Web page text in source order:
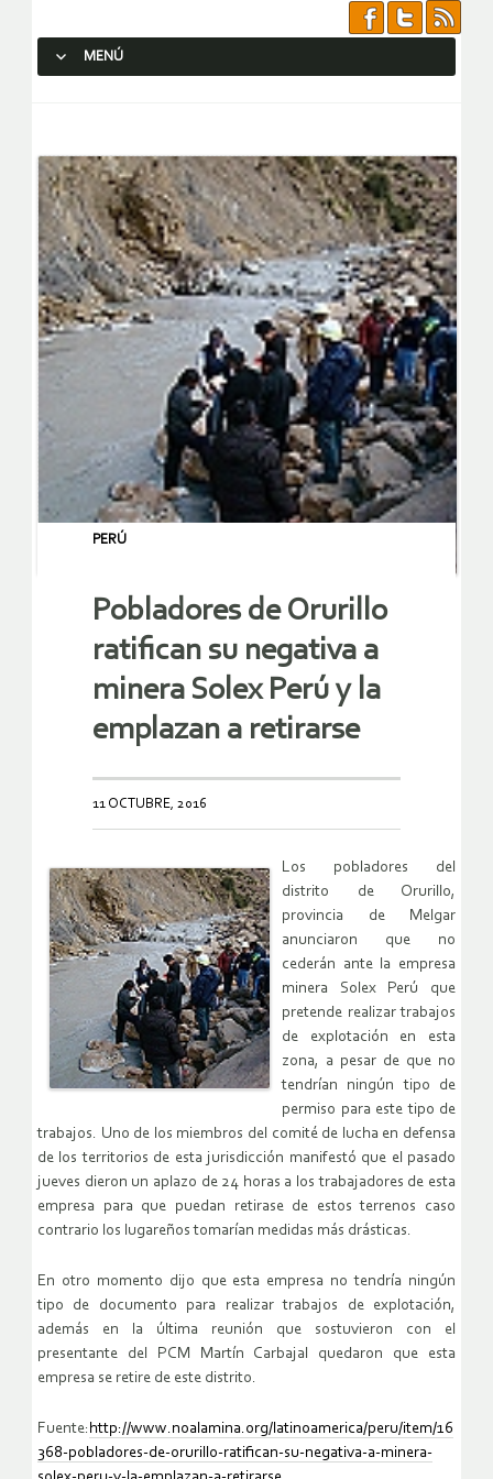
MENÚ
PERÚ
Pobladores de Orurillo
ratifican su negativa a
minera Solex Perú y la
emplazan a retirarse
11 OCTUBRE, 2016
Los pobladores del
distrito de Orurillo,
provincia de Melgar
anunciaron que no
cederán ante la empresa
minera Solex Perú que
pretende realizar trabajos
de explotación en esta
zona, a pesar de que no
tendrían ningún tipo de
permiso para este tipo de
trabajos. Uno de los miembros del comité de lucha en defensa
de los territorios de esta jurisdicción manifestó que el pasado
jueves dieron un aplazo de 24 horas a los trabajadores de esta
empresa para que puedan retirase de estos terrenos caso
contrario los lugareños tomarían medidas más drásticas.
En otro momento dijo que esta empresa no tendría ningún
tipo de documento para realizar trabajos de explotación,
además en la última reunión que sostuvieron con el
presentante del PCM Martín Carbajal quedaron que esta
empresa se retire de este distrito.
Fuente: http://www.noalamina.org/latinoamerica/peru/item/16
368-pobladores-de-orurillo-ratifican-su-negativa-a-minera-